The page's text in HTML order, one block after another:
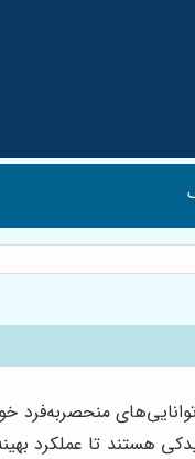
منحصربه‌فرد
هستند تا عملکرد